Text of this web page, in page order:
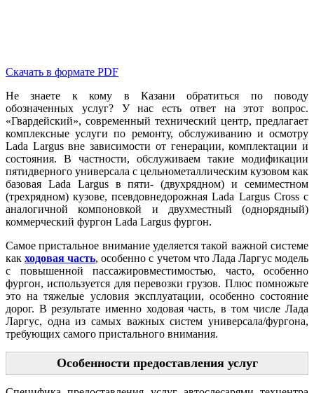
Скачать в формате PDF
Не знаете к кому в Казани обратиться по поводу
обозначенных услуг? У нас есть ответ на этот вопрос.
«Гвардейский», современный технический центр, предлагает
комплексные услуги по ремонту, обслуживанию и осмотру
Lada Largus вне зависимости от генерации, комплектации и
состояния. В частности, обслуживаем такие модификации
пятидверного универсала с цельнометаллическим кузовом как
базовая Lada Largus в пяти- (двухрядном) и семиместном
(трехрядном) кузове, псевдовнедорожная Lada Largus Cross с
аналогичной компоновкой и двухместный (однорядный)
коммерческий фургон Lada Largus фургон.
Самое пристальное внимание уделяется такой важной системе
какходовая часть, особенно с учетом что Лада Ларгус модель
с повышенной пассажировместимостью, часто, особенно
фургон, используется для перевозки грузов. Плюс помножьте
это на тяжелые условия эксплуатации, особенно состояние
дорог. В результате именно ходовая часть, в том числе Лада
Ларгус, одна из самых важных систем универсала/фургона,
требующих самого пристального внимания.
Особенности предоставления услуг